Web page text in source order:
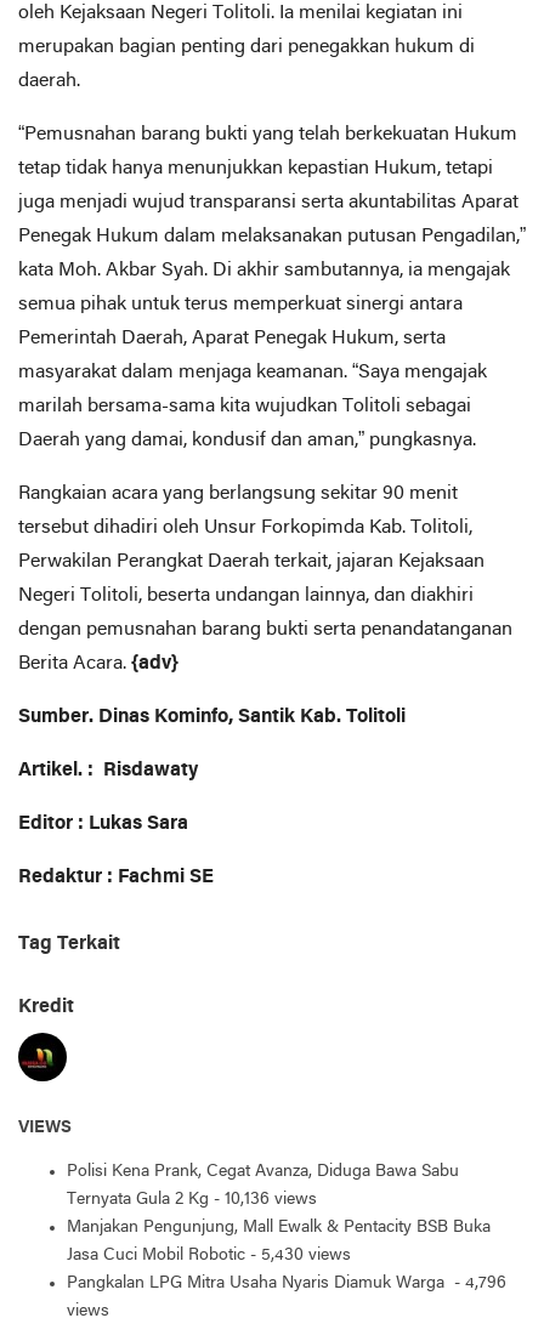
oleh Kejaksaan Negeri Tolitoli. Ia menilai kegiatan ini
merupakan bagian penting dari penegakkan hukum di
daerah.
“Pemusnahan barang bukti yang telah berkekuatan Hukum
tetap tidak hanya menunjukkan kepastian Hukum, tetapi
juga menjadi wujud transparansi serta akuntabilitas Aparat
Penegak Hukum dalam melaksanakan putusan Pengadilan,”
kata Moh. Akbar Syah. Di akhir sambutannya, ia mengajak
semua pihak untuk terus memperkuat sinergi antara
Pemerintah Daerah, Aparat Penegak Hukum, serta
masyarakat dalam menjaga keamanan. “Saya mengajak
marilah bersama-sama kita wujudkan Tolitoli sebagai
Daerah yang damai, kondusif dan aman,” pungkasnya.
Rangkaian acara yang berlangsung sekitar 90 menit
tersebut dihadiri oleh Unsur Forkopimda Kab. Tolitoli,
Perwakilan Perangkat Daerah terkait, jajaran Kejaksaan
Negeri Tolitoli, beserta undangan lainnya, dan diakhiri
dengan pemusnahan barang bukti serta penandatanganan
Berita Acara. {adv}
Sumber. Dinas Kominfo, Santik Kab. Tolitoli
Artikel. : Risdawaty
Editor : Lukas Sara
Redaktur : Fachmi SE
Tag Terkait
Kredit
VIEWS
Polisi Kena Prank, Cegat Avanza, Diduga Bawa Sabu
Ternyata Gula 2 Kg - 10,136 views
Manjakan Pengunjung, Mall Ewalk & Pentacity BSB Buka
Jasa Cuci Mobil Robotic - 5,430 views
Pangkalan LPG Mitra Usaha Nyaris Diamuk Warga - 4,796
views